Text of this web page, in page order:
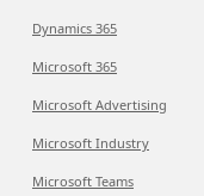
Dynamics 365
Microsoft 365
Microsoft Advertising
Microsoft Industry
Microsoft Teams